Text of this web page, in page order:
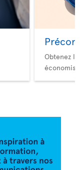
Obtenez